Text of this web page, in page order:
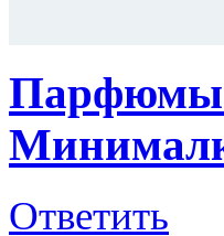
Парфюмы
Ответить